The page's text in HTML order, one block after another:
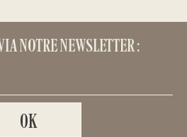
NOTRE NEWSLETTER :